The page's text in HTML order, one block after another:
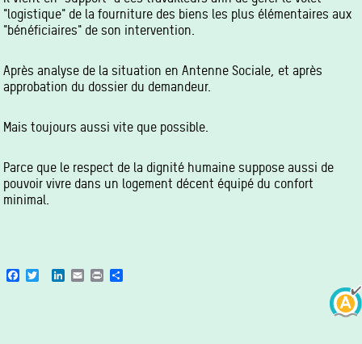
"logistique" de la fourniture des biens les plus élémentaires aux
"bénéficiaires" de son intervention.
Après analyse de la situation en Antenne Sociale, et après
approbation du dossier du demandeur.
Mais toujours aussi vite que possible.
Parce que le respect de la dignité humaine suppose aussi de
pouvoir vivre dans un logement décent équipé du confort
minimal.
Facebook
TwitterLinkedIn
EmailPrint